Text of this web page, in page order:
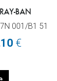
BAN
001/B1 51
€